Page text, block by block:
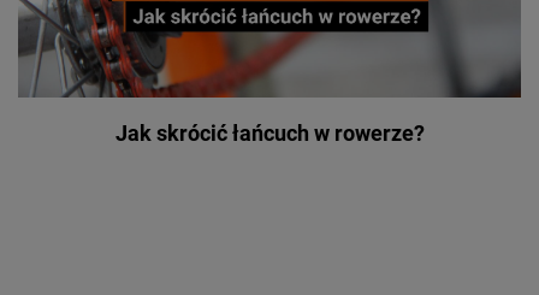
Jak skrócić łańcuch w rowerze?